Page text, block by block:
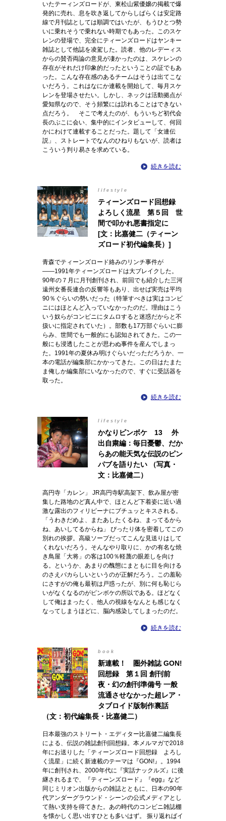
いたテーィンズロードが、東松山紫優嬢の掲載で爆
発的に売れ、息を吹き返してからしばらくは安定路
線で月刊誌としては順調ではいたが、もうひとつ勢
いに乗れそうで乗れない時期でもあった。このスケ
レンの登場で、完全にティーンズロードはヤンキー
雑誌として他誌を凌駕した。読者、他のレデーィス
からの賛否両論の意見が凄かったのは、スケレンの
存在がそれだけ印象的だったということの証でもあ
った。こんな存在感のあるチームはそうは出てこな
いだろう。これはなにか連載を開始して、毎月スケ
レンを登場させたい。しかし、ネックは活動拠点が
愛知県なので、そう頻繁には訪れることはできない
点だろう。 そこで考えたのが、もういちど初代会
長のぶこに会い、集中的にインタビューして、何回
かにわけて連載することだった。題して「女連伝
説」、ストレートでなんのひねりもないが、読者は
こういう判り易さを求めている。
続きを読む
lifestyle
ティーンズロード回想録
よろしく流星 第５回 世
間で叩かれ悪書指定に
[文：比嘉健二（ティーン
ズロード初代編集長）]
青森でティーンズロード絡みのリンチ事件が
――1991年ティーンズロードは大ブレイクした。
90年の７月に月刊創刊され、前回でも紹介した三河
遠州女番長連合の反響等もあり、出せば実売は平均
90％ぐらいの勢いだった（特筆すべきは実はコンビ
ニにはほとんど入っていなかったのだ。理由はこう
いう奴らがコンビニにタムロすると迷惑だからと不
扱いに指定されていた）。部数も17万部ぐらいに膨
らみ、世間でも一般的にも認知されてきた。この一
般にも浸透したことが思わぬ事件を産んでしまっ
た。1991年の夏休み明けぐらいだっただろうか、一
本の電話が編集部にかかってきた。この日はたまた
ま俺しか編集部にいなかったので、すぐに受話器を
取った。
続きを読む
lifestyle
かなりピンボケ 13 外
出自粛編：毎日憂鬱、だか
らあの能天気な伝説のピン
パブを語りたい （写真・
文：比嘉健二）
高円寺「カレン」 JR高円寺駅高架下、飲み屋が密
集した路地のど真ん中で、ほとんど下着姿に近い過
激な露出のフィリピーナにブチュッとキスされる。
「うわきだめよ、またあしたくるね、まってるから
ね、あいしてるからね」 ぴったり体を密着してこの
別れの挨拶。高級ソープだってこんな見送りはして
くれないだろう。そんなやり取りに、かの有名な焼
き鳥屋「大将」の客は100％軽蔑の眼差しを向け
る。というか、あまりの醜態にまともに目を向ける
のさえバカらしいというのが正解だろう。この羞恥
にさすがの俺も最初は戸惑ったが、別に何も恥じら
いがなくなるのがピンボケの所以である。ほどなく
して俺はまったく、他人の視線をなんとも感じなく
なってしまうほどに、脳内感染してしまったのだ。
続きを読む
book
新連載！ 圏外雑誌 GON!
回想録 第１回 創刊前
夜・幻の創刊準備号 一般
流通させなかった超レア・
タブロイド版制作裏話
（文：初代編集長・比嘉健二）
日本最強のストリート・エディター比嘉健二編集長
による、伝説の雑誌創刊回想録。本メルマガで2018
年にお送りした「ティーンズロード回想録 よろし
く流星」に続く新連載のテーマは『GON!』。1994
年に創刊され、2000年代に『実話ナックルズ』に後
継されるまで、『ティーンズロード』『egg』など
同じミリオン出版からの雑誌とともに、日本の90年
代アンダーグラウンド・シーンの公式メディアとし
て熱い支持を得てきた。あの時代のコンビニ雑誌棚
を懐かしく思い出すひとも多いはず。 振り返ればイ